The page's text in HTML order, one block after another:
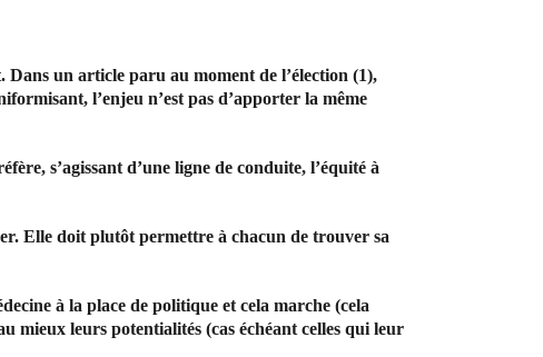
un article paru au moment de l’élection (1),
l’enjeu n’est pas d’apporter la même
s’agissant d’une ligne de conduite, l’équité à
Elle doit plutôt permettre à chacun de trouver sa
à la place de politique et cela marche (cela
mieux leurs potentialités (cas échéant celles qui leur